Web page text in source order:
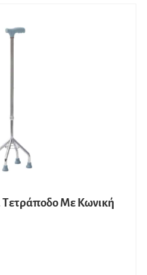
Με Κωνική